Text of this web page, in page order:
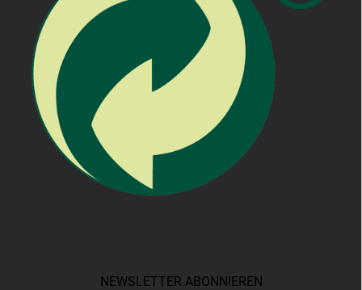
NEWSLETTER ABONNIEREN